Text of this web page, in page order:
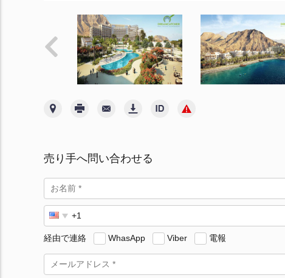
売り手へ問い合わせる
経由で連絡 WhasApp Viber 電報